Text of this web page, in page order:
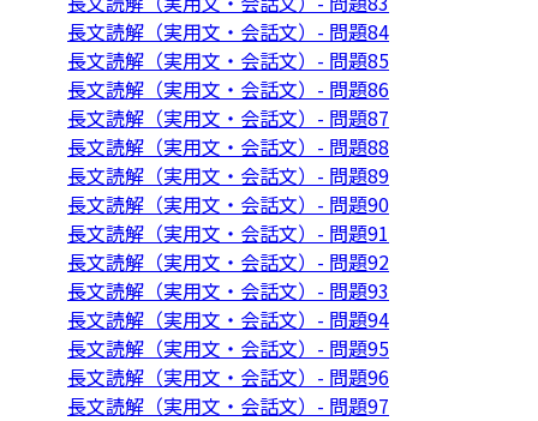
長文読解（実用文・会話文）- 問題84
長文読解（実用文・会話文）- 問題85
長文読解（実用文・会話文）- 問題86
長文読解（実用文・会話文）- 問題87
長文読解（実用文・会話文）- 問題88
長文読解（実用文・会話文）- 問題89
長文読解（実用文・会話文）- 問題90
長文読解（実用文・会話文）- 問題91
長文読解（実用文・会話文）- 問題92
長文読解（実用文・会話文）- 問題93
長文読解（実用文・会話文）- 問題94
長文読解（実用文・会話文）- 問題95
長文読解（実用文・会話文）- 問題96
長文読解（実用文・会話文）- 問題97